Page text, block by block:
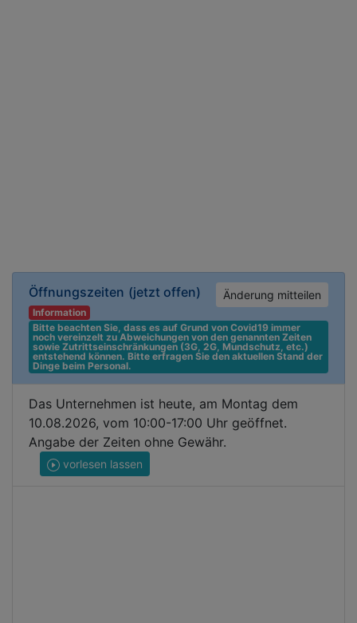
Öffnungszeiten (jetzt offen) Änderung mitteilen
Information
Bitte beachten Sie, dass es auf Grund von Covid19 immer
noch vereinzelt zu Abweichungen von den genannten Zeiten
sowie Zutrittseinschränkungen (3G, 2G, Mundschutz, etc.)
entstehend können. Bitte erfragen Sie den aktuellen Stand der
Dinge beim Personal.
Das Unternehmen ist heute, am Montag dem
10.08.2026, vom 10:00-17:00 Uhr geöffnet.
Angabe der Zeiten ohne Gewähr.
vorlesen lassen